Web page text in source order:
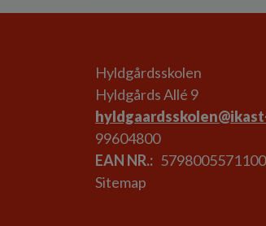
Hyldgårdsskolen
Hyldgårds Allé 9
99604800
EAN NR.
5798005571100
Sitemap